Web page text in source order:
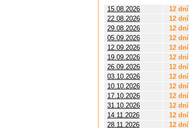
15.08.2026 12 dní
22.08.2026
12 dní
29.08.2026
12 dní
05.09.2026
12 dní
12.09.2026
12 dní
19.09.2026
12 dní
26.09.2026
12 dní
03.10.2026
12 dní
10.10.2026
12 dní
17.10.2026
12 dní
31.10.2026
12 dní
14.11.2026
12 dní
28.11.2026
12 dní